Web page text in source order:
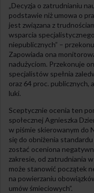
„Decyzja o zatrudnianiu
podstawie niż umowa o
jest związana z
wsparcia
niepublicznych” –
Zapowiada ona
nadużyciom. Przekonuje
specjalistów spełnia
oraz 64 proc. publicznych,
luki.
Sceptycznie ocenia ten
społecznej Agnieszka
w piśmie skierowanym do
się do obniżenia
zostać oceniona
zakresie, od zatrudniania
może stanowić początek
na powierzaniu
umów śmieciowych”.